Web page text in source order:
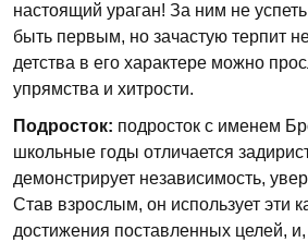
настоящий ураган! За ним не
быть первым, но зачастую терпит
детства в его характере можно
упрямства и хитрости.
Подросток: подросток с именем
школьные годы отличается
демонстрирует независимость,
Став взрослым, он использует эти
достижения поставленных целей, и,